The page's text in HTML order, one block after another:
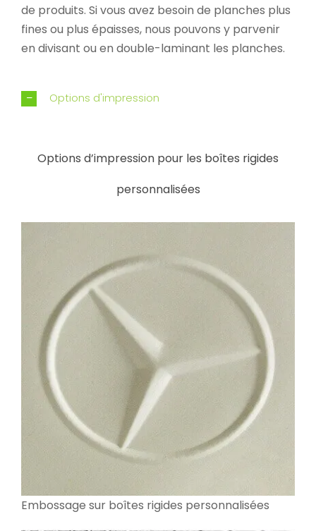
de produits. Si vous avez besoin de planches plus
fines ou plus épaisses, nous pouvons y parvenir
en divisant ou en double-laminant les planches.
Options d'impression
Options d’impression pour les boîtes rigides
personnalisées
Embossage sur boîtes rigides personnalisées